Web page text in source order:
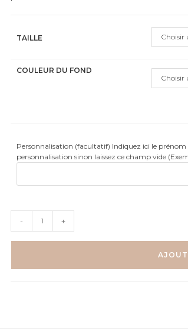
TAILLE Choisir
COULEUR DU FOND
Choisir
Personnalisation (facultatif) Indiquez ici le prénom
personnalisation sinon laissez ce champ vide
Cirque
- +